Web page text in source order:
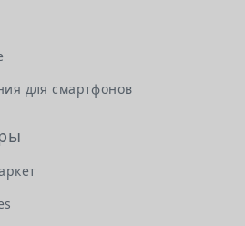
для смартфонов